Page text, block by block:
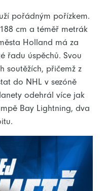
pořádným pořízkem.
cm a téměř metrák
Holland má za
řadu úspěchů. Svou
soutěžích, přičemž z
do NHL v sezóně
odehrál více jak
Bay Lightning, dva